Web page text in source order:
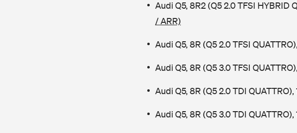
Audi Q5, 8R2 (Q5 2.0 TFSI HYBRID
/ ARR)
Audi Q5, 8R (Q5 2.0 TFSI
Audi Q5, 8R (Q5 3.0 TFSI
Audi Q5, 8R (Q5 2.0 TDI
Audi Q5, 8R (Q5 3.0 TDI